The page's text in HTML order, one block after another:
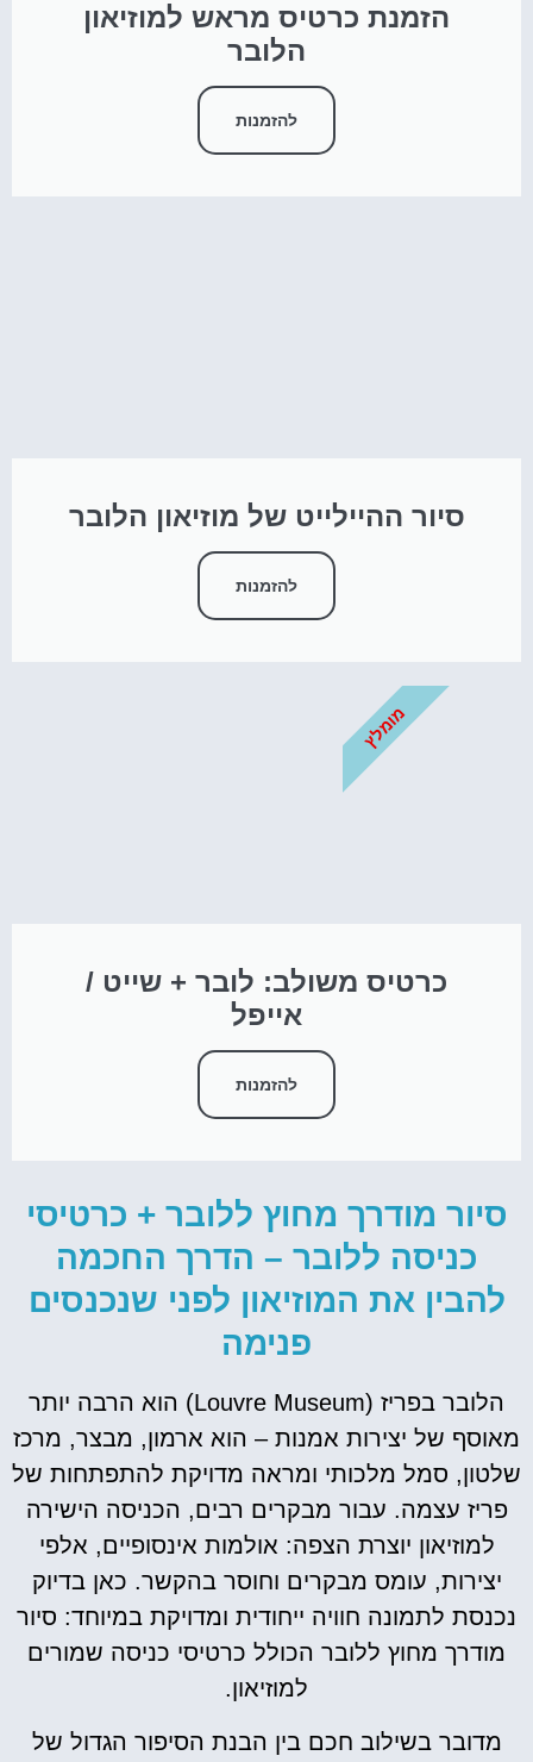
הזמנת כרטיס מראש למוזיאון
הלובר
להזמנות
סיור ההיילייט של מוזיאון הלובר
להזמנות
כרטיס משולב: לובר + שייט /
אייפל
להזמנות
מומלץ
סיור מודרך מחוץ ללובר + כרטיסי
כניסה ללובר – הדרך החכמה
להבין את המוזיאון לפני שנכנסים
פנימה
הלובר בפריז (Louvre Museum) הוא הרבה יותר
מאוסף של יצירות אמנות – הוא ארמון, מבצר, מרכז
שלטון, סמל מלכותי ומראה מדויקת להתפתחות של
פריז עצמה. עבור מבקרים רבים, הכניסה הישירה
למוזיאון יוצרת הצפה: אולמות אינסופיים, אלפי
יצירות, עומס מבקרים וחוסר בהקשר. כאן בדיוק
נכנסת לתמונה חוויה ייחודית ומדויקת במיוחד: סיור
מודרך מחוץ ללובר הכולל כרטיסי כניסה שמורים
למוזיאון.
מדובר בשילוב חכם בין הבנת הסיפור הגדול של